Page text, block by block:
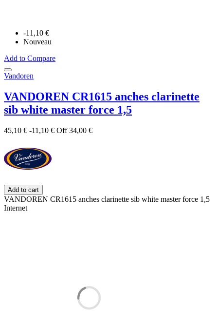
-11,10 €
Nouveau
Add to Compare
Vandoren
VANDOREN CR1615 anches clarinette
sib white master force 1,5
45,10 € -11,10 € Off 34,00 €
Add to cart
VANDOREN CR1615 anches clarinette sib white master force 1,5
Internet